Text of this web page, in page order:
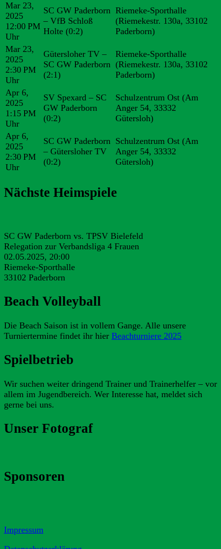
Mar 23,
2025
12:00 PM
Uhr
SC GW Paderborn
– VfB Schloß
Holte (0:2)
Riemeke-Sporthalle
(Riemekestr. 130a, 33102
Paderborn)
Mar 23,
2025
2:30 PM
Uhr
Gütersloher TV –
SC GW Paderborn
(2:1)
Riemeke-Sporthalle
(Riemekestr. 130a, 33102
Paderborn)
Apr 6,
2025
1:15 PM
Uhr
SV Spexard – SC
GW Paderborn
(0:2)
Schulzentrum Ost (Am
Anger 54, 33332
Gütersloh)
Apr 6,
2025
2:30 PM
Uhr
SC GW Paderborn
– Gütersloher TV
(0:2)
Schulzentrum Ost (Am
Anger 54, 33332
Gütersloh)
Nächste Heimspiele
SC GW Paderborn vs. TPSV Bielefeld
Relegation zur Verbandsliga 4 Frauen
02.05.2025, 20:00
Riemeke-Sporthalle
33102 Paderborn
Beach Volleyball
Die Beach Saison ist in vollem Gange. Alle unsere
Turniertermine findet ihr hier Beachturniere 2025
Spielbetrieb
Wir suchen weiter dringend Trainer und Trainerhelfer – vor
allem im Jugendbereich. Wer Interesse hat, meldet sich
gerne bei uns.
Unser Fotograf
Sponsoren
Impressum